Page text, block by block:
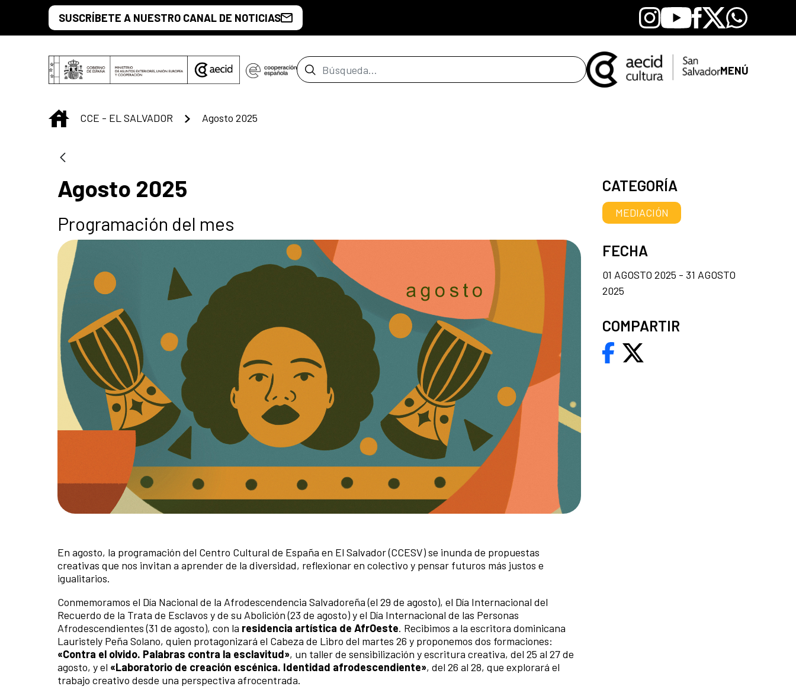
Saltar al contenido principal
SUSCRÍBETE A NUESTRO CANAL DE NOTICIAS Instagram
YoutubeFacebook
X Whatsapp
Barra de búsqueda MENÚ
INICIO
CCE - EL SALVADOR Agosto 2025
Agosto 2025
Programación del mes
En agosto, la programación del Centro Cultural de España en El Salvador (CCESV) se inunda de propuestas
creativas que nos invitan a aprender de la diversidad, reflexionar en colectivo y pensar futuros más justos e
igualitarios.
Conmemoramos el Día Nacional de la Afrodescendencia Salvadoreña (el 29 de agosto), el Día Internacional del
Recuerdo de la Trata de Esclavos y de su Abolición (23 de agosto) y el Día Internacional de las Personas
Afrodescendientes (31 de agosto), con la residencia artística de AfrOeste. Recibimos a la escritora dominicana
Lauristely Peña Solano, quien protagonizará el Cabeza de Libro del martes 26 y proponemos dos formaciones:
«Contra el olvido. Palabras contra la esclavitud», un taller de sensibilización y escritura creativa, del 25 al 27 de
agosto, y el «Laboratorio de creación escénica. Identidad afrodescendiente», del 26 al 28, que explorará el
trabajo creativo desde una perspectiva afrocentrada.
CATEGORÍA
MEDIACIÓN
FECHA
01 AGOSTO 2025 - 31 AGOSTO
2025
COMPARTIR